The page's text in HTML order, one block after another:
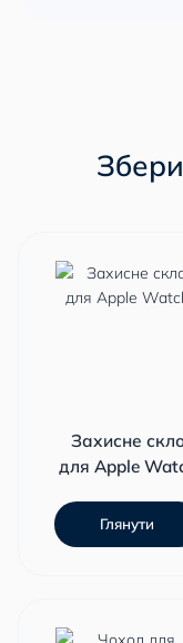
Захисне
для Apple
Глянути